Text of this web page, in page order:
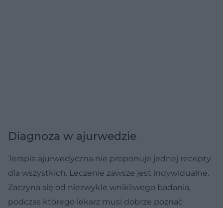
Diagnoza w ajurwedzie
Terapia ajurwedyczna nie proponuje jednej recepty
dla wszystkich. Leczenie zawsze jest indywidualne.
Zaczyna się od niezwykle wnikliwego badania,
podczas którego lekarz musi dobrze poznać